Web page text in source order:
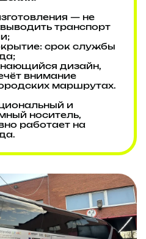
— не
транспорт
срок службы
дизайн,
внимание
маршрутах.
и
носитель,
работает на